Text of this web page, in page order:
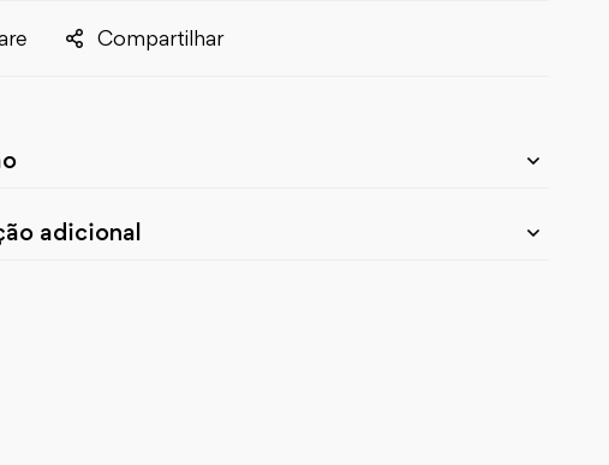
Compartilhar
adicional